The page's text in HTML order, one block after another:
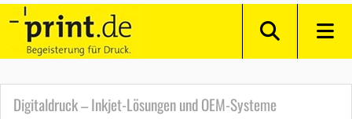
Digitaldruck – Inkjet-Lösungen und OEM-Systeme